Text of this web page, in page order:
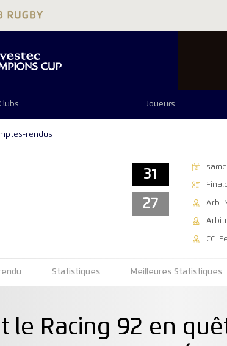
Joueurs
rendus
31
27
Arb:
CC:
Statistiques Meilleures Statistiques
le Racing 92 en